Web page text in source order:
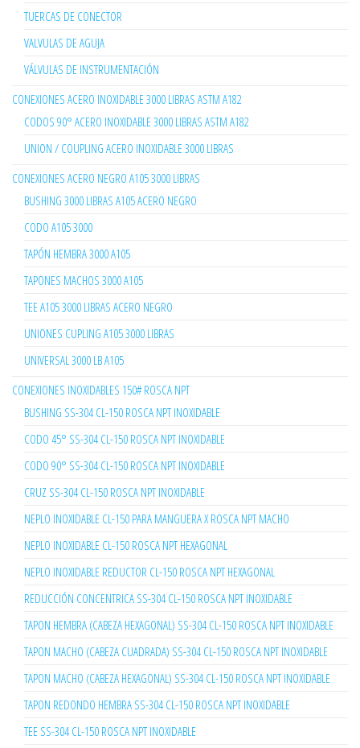
TUERCAS DE CONECTOR
VALVULAS DE AGUJA
VÁLVULAS DE INSTRUMENTACIÓN
CONEXIONES ACERO INOXIDABLE 3000 LIBRAS ASTM A182
CODOS 90° ACERO INOXIDABLE 3000 LIBRAS ASTM A182
UNION / COUPLING ACERO INOXIDABLE 3000 LIBRAS
CONEXIONES ACERO NEGRO A105 3000 LIBRAS
BUSHING 3000 LIBRAS A105 ACERO NEGRO
CODO A105 3000
TAPÓN HEMBRA 3000 A105
TAPONES MACHOS 3000 A105
TEE A105 3000 LIBRAS ACERO NEGRO
UNIONES CUPLING A105 3000 LIBRAS
UNIVERSAL 3000 LB A105
CONEXIONES INOXIDABLES 150# ROSCA NPT
BUSHING SS-304 CL-150 ROSCA NPT INOXIDABLE
CODO 45° SS-304 CL-150 ROSCA NPT INOXIDABLE
CODO 90° SS-304 CL-150 ROSCA NPT INOXIDABLE
CRUZ SS-304 CL-150 ROSCA NPT INOXIDABLE
NEPLO INOXIDABLE CL-150 PARA MANGUERA X ROSCA NPT MACHO
NEPLO INOXIDABLE CL-150 ROSCA NPT HEXAGONAL
NEPLO INOXIDABLE REDUCTOR CL-150 ROSCA NPT HEXAGONAL
REDUCCIÓN CONCENTRICA SS-304 CL-150 ROSCA NPT INOXIDABLE
TAPON HEMBRA (CABEZA HEXAGONAL) SS-304 CL-150 ROSCA NPT INOXIDABLE
TAPON MACHO (CABEZA CUADRADA) SS-304 CL-150 ROSCA NPT INOXIDABLE
TAPON MACHO (CABEZA HEXAGONAL) SS-304 CL-150 ROSCA NPT INOXIDABLE
TAPON REDONDO HEMBRA SS-304 CL-150 ROSCA NPT INOXIDABLE
TEE SS-304 CL-150 ROSCA NPT INOXIDABLE